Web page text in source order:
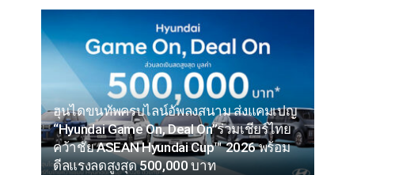
ฮุนไดขนทัพครบไลน์อัพลงสนาม ส่งแคมเปญ
“Hyundai Game On, Deal On”ร่วมเชียร์ไทย
คว้าชัย ASEAN Hyundai Cup™ 2026 พร้อม
ดีลแรงลดสูงสุด 500,000 บาท